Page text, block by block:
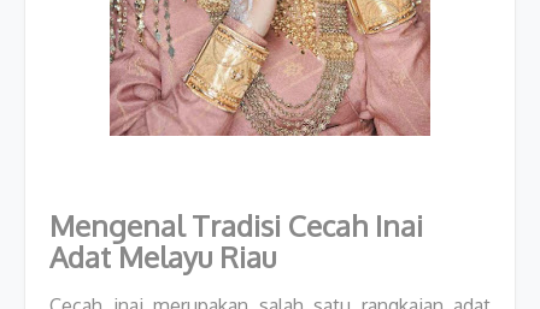
Mengenal Tradisi Cecah Inai
Adat Melayu Riau